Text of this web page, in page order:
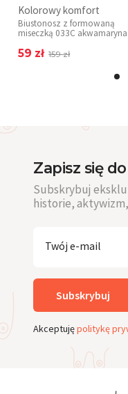
Kolorowy komfort
Biustonosz z formowaną
miseczką 033C akwamaryna
59 zł 159 zł
Zapisz się
Subskrybuj
historie,
Twój e-mail
Subskrybuj
Akceptujępolitykę